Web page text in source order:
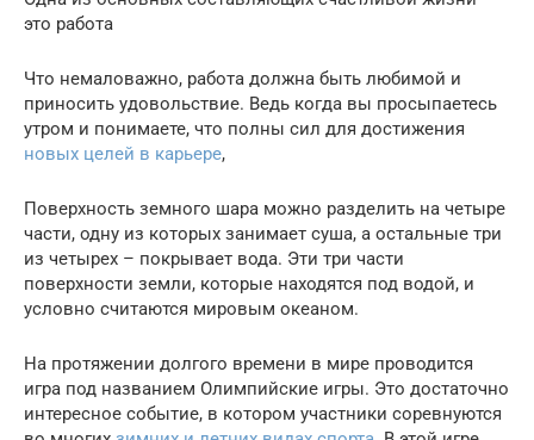
это работа
Что немаловажно, работа должна быть любимой и
приносить удовольствие. Ведь когда вы просыпаетесь
утром и понимаете, что полны сил для достижения
новых целей в карьере,
Поверхность земного шара можно разделить на четыре
части, одну из которых занимает суша, а остальные три
из четырех – покрывает вода. Эти три части
поверхности земли, которые находятся под водой, и
условно считаются мировым океаном.
На протяжении долгого времени в мире проводится
игра под названием Олимпийские игры. Это достаточно
интересное событие, в котором участники соревнуются